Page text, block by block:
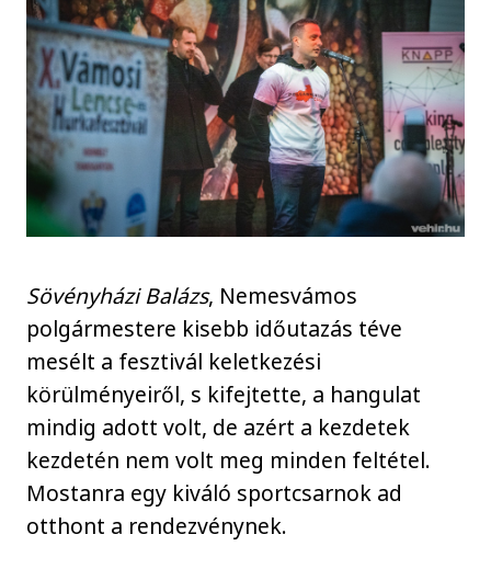
Sövényházi Balázs, Nemesvámos
polgármestere kisebb időutazás téve
mesélt a fesztivál keletkezési
körülményeiről, s kifejtette, a hangulat
mindig adott volt, de azért a kezdetek
kezdetén nem volt meg minden feltétel.
Mostanra egy kiváló sportcsarnok ad
otthont a rendezvénynek.